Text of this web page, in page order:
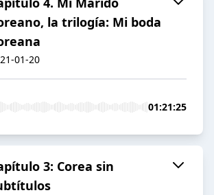
la trilogía: Mi boda
01-20
01:21:25
3: Corea sin